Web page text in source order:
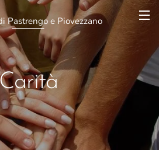
Pastrengo e Piovezzano